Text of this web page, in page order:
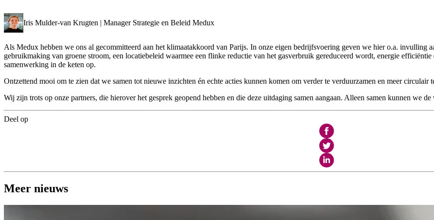
Iris Mulder-van Krugten | Manager Strategie en Beleid Medux
Als Medux hebben we ons al gecommitteerd aan het klimaatakkoord van Parijs. In onze eigen bedrijfsvoering geven we hier o.a. invulling
gebruikmaking van groene stroom, een locatiebeleid waarmee een flinke reductie van het gasverbruik gereduceerd wordt, energie
samenwerking in de keten op.
Ontzettend mooi om te zien dat we samen tot nieuwe inzichten én echte acties kunnen komen om verder te verduurzamen en meer circulair
Wij zijn trots op onze partners, die hierover het gesprek geopend hebben en die deze uitdaging samen aangaan. Alleen samen kunnen we
Deel op
Meer nieuws